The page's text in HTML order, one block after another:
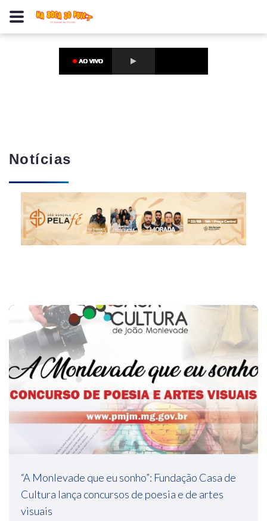
Notícias
“A Monlevade que eu sonho”: Fundação Casa de
Cultura lança concursos de poesia e de artes
visuais